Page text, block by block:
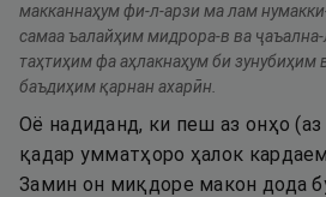
макканнаҳум фи-л-арзи ма лам
самаа ъалайҳим мидрора-в ва
таҳтиҳим фа аҳлакнаҳум би зунубиҳим
баъдиҳим қарнан ахарӣн.
Оё надиданд, ки пеш аз онҳо (аз
қадар умматҳоро ҳалок
Замин он миқдоре макон дода